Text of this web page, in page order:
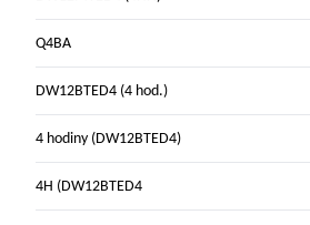
Q4BA
DW12BTED4 (4 hod.)
4 hodiny (DW12BTED4)
4H (DW12BTED4